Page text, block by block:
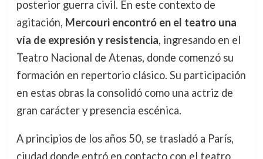
posterior guerra civil. En este contexto de
agitación, Mercouri encontró en el teatro una
vía de expresión y resistencia, ingresando en el
Teatro Nacional de Atenas, donde comenzó su
formación en repertorio clásico. Su participación
en estas obras la consolidó como una actriz de
gran carácter y presencia escénica.
A principios de los años 50, se trasladó a París,
ciudad donde entró en contacto con el teatro